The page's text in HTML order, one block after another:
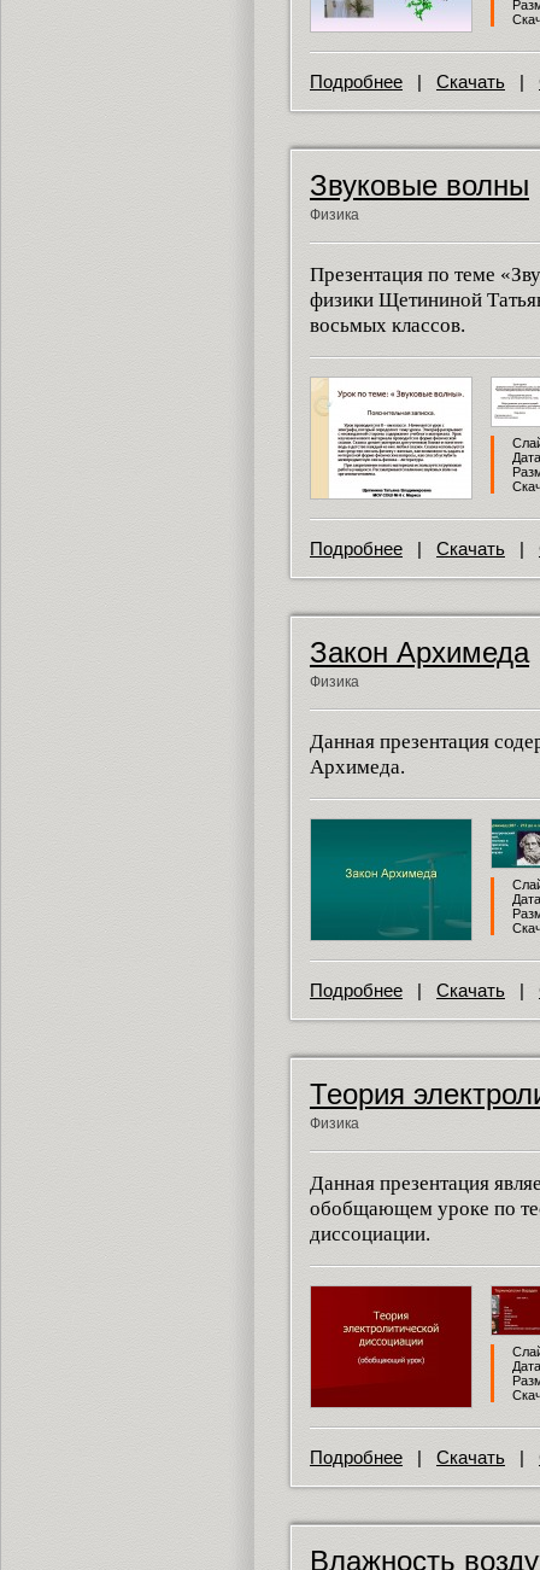
Подробнее | Скачать |
Звуковые волны
Физика
Презентация по теме
физики Щетининой
восьмых классов.
Подробнее | Скачать |
Закон Архимеда
Физика
Данная презентация
Архимеда.
Подробнее | Скачать |
Теория
Физика
Данная презентация
обобщающем уроке по
диссоциации.
Подробнее | Скачать |
Влажность